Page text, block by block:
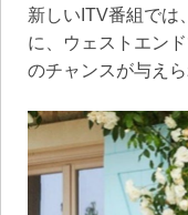
新しいITV番組では
に、ウェストエン
のチャンスが与えら